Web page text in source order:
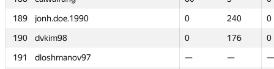
189
jonh.doe.1990 0 240
0
190
dvkim98 0 176
0
191
dloshmanov97 — —
—
189
jonh.doe.1990 0 240
0
190
dvkim98 0 176
0
191
dloshmanov97 — —
—